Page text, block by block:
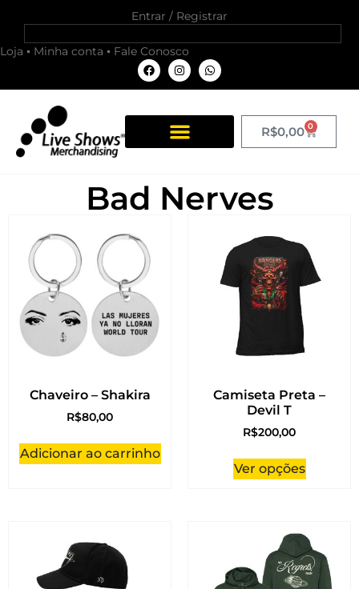
Entrar / Registrar
Loja Minha conta Fale Conosco
R$0,00 0
Bad Nerves
Chaveiro – Shakira
R$80,00
Adicionar ao carrinho
Camiseta Preta –
Devil T
R$200,00
Ver opções